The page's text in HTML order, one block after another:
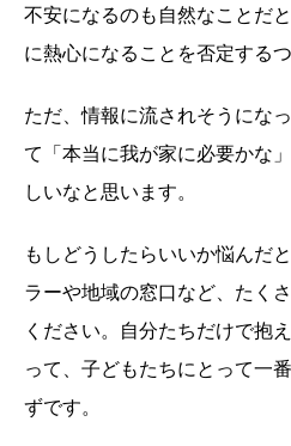
不安になるのも自然なことだ
に熱心になることを否定する
ただ、情報に流されそうにな
て「本当に我が家に必要かな
しいなと思います。
もしどうしたらいいか悩んだ
ラーや地域の窓口など、たく
ください。自分たちだけで抱
って、子どもたちにとって一
ずです。